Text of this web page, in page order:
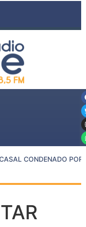
CONDENADO POR